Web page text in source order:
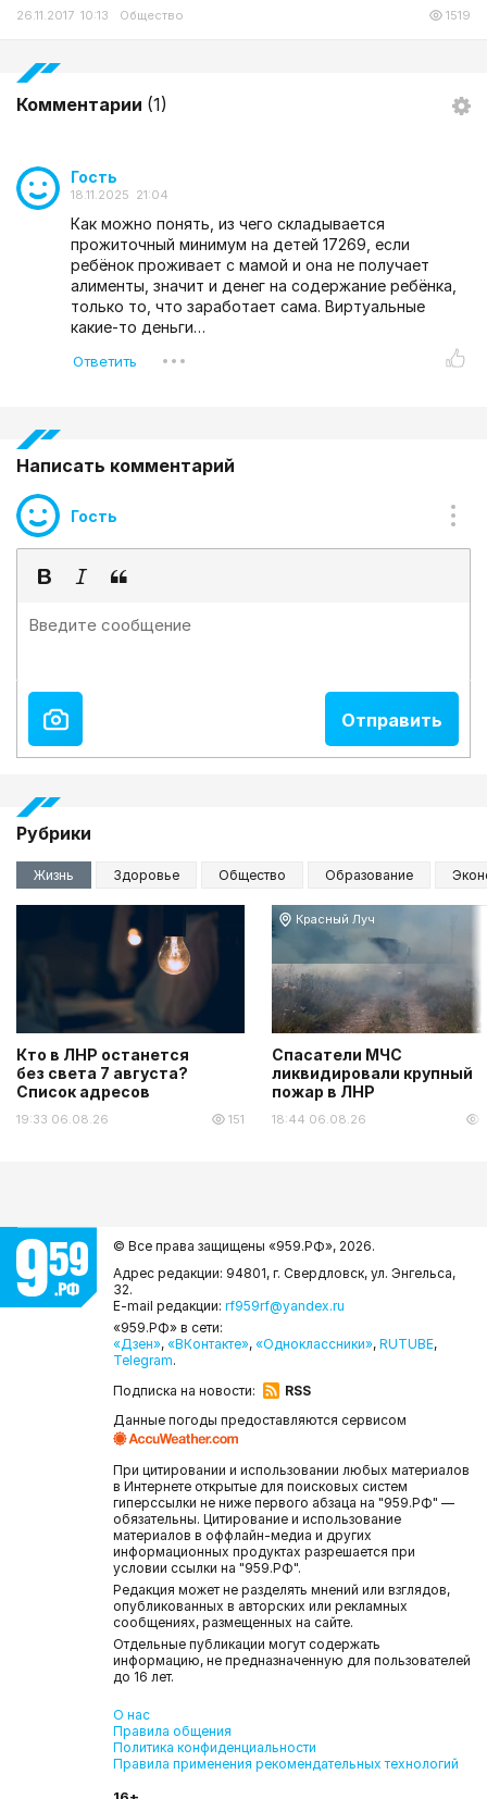
26.11.2017 10:13 Общество 1519
Комментарии (1)
Гость
18.11.2025 21:04
Как можно понять, из чего складывается
прожиточный минимум на детей 17269, если
ребёнок проживает с мамой и она не получает
алименты, значит и денег на содержание ребёнка,
только то, что заработает сама. Виртуальные
какие-то деньги…
Написать комментарий
Гость
Рубрики
Жизнь Здоровье Общество Образование
Кто в ЛНР останется
без света 7 августа?
Список адресов
19:33 06.08.26 151
Красный Луч
Спасатели МЧС
ликвидировали крупный
пожар в ЛНР
18:44 06.08.26
© Все права защищены «959.РФ», 2026.
Адрес редакции: 94801, г. Свердловск, ул. Энгельса,
32.
E-mail редакции: rf959rf@yandex.ru
«959.РФ» в сети:
«Дзен», «ВКонтакте», «Одноклассники», RUTUBE,
Telegram.
Подписка на новости:
RSS
Данные погоды предоставляются сервисом
При цитировании и использовании любых материалов
в Интернете открытые для поисковых систем
гиперссылки не ниже первого абзаца на "959.РФ" —
обязательны. Цитирование и использование
материалов в оффлайн-медиа и других
информационных продуктах разрешается при
условии ссылки на "959.РФ".
Редакция может не разделять мнений или взглядов,
опубликованных в авторских или рекламных
сообщениях, размещенных на сайте.
Отдельные публикации могут содержать
информацию, не предназначенную для пользователей
до 16 лет.
О нас
Правила общения
Политика конфиденциальности
Правила применения рекомендательных технологий